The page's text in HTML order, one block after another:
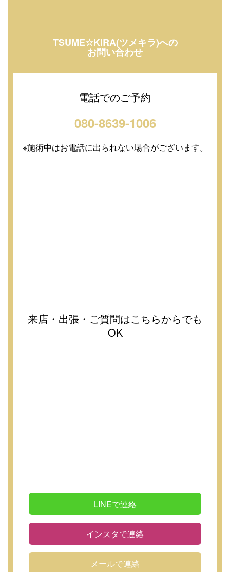
TSUME☆KIRA(ツメキラ)への
お問い合わせ
電話でのご予約
080-8639-1006
※施術中はお電話に出られない場合がございます。
来店・出張・ご質問はこちらからでも
OK
LINEで連絡
インスタで連絡
メールで連絡